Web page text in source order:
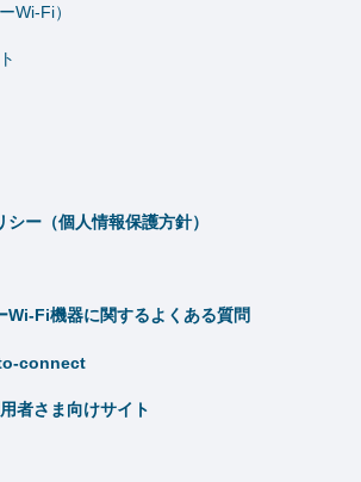
Wi-Fi）
ー（個人情報保護方針）
Wi-Fi機器に関するよくある質問
connect
者さま向けサイト